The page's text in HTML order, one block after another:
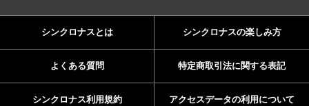
シンクロナスとは シンクロナスの楽しみ方
よくある質問 特定商取引法に関する表記
シンクロナス利用規約 アクセスデータの利用について